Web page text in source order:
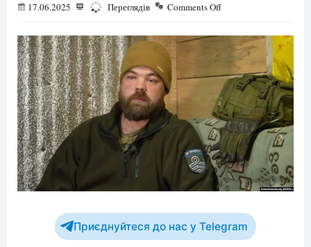
17.06.2025 1577 Переглядів Comments Off
Приєднуйтеся до нас у Telegram